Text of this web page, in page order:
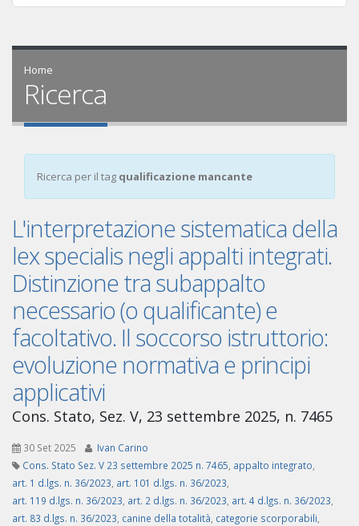
Home
Ricerca
Ricerca per il tag qualificazione mancante
L'interpretazione sistematica della
lex specialis negli appalti integrati.
Distinzione tra subappalto
necessario (o qualificante) e
facoltativo. Il soccorso istruttorio:
evoluzione normativa e principi
applicativi
Cons. Stato, Sez. V, 23 settembre 2025, n. 7465
30 Set 2025
Ivan Carino
Cons. Stato Sez. V 23 settembre 2025 n. 7465 appalto integrato
art. 1 d.lgs. n. 36/2023 art. 101 d.lgs. n. 36/2023
art. 119 d.lgs. n. 36/2023 art. 2 d.lgs. n. 36/2023 art. 4 d.lgs. n. 36/2023
art. 83 d.lgs. n. 36/2023 canine della totalità categorie scorporabili